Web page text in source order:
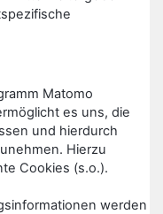
Matomo
es uns, die
und hierdurch
Hierzu
Cookies (s.o.).
werden